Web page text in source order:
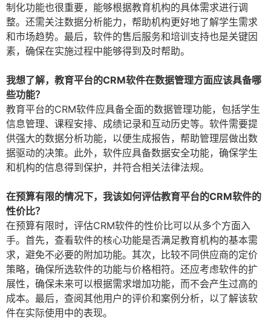
制化功能也很重要，能够根据教育机构的具体需求进行调
整。还需关注数据分析能力，帮助机构更好地了解学生需求
和市场趋势。最后，软件的售后服务和培训支持也是关键因
素，确保在实施过程中能够得到及时帮助。
我想了解，教育平台的CRM软件在数据管理方面应该具备哪
些功能？
教育平台的CRM软件应具备全面的数据管理功能，包括学生
信息管理、课程安排、成绩记录和互动历史等。软件需要提
供强大的数据分析功能，以便生成报告，帮助管理层做出数
据驱动的决策。此外，软件应具备数据安全功能，确保学生
和机构的信息得到保护，并符合相关法律法规。
在预算有限的情况下，我该如何评估教育平台的CRM软件的
性价比？
在预算有限时，评估CRM软件的性价比可以从多个方面入
手。首先，查看软件的核心功能是否满足教育机构的基本需
求，避免不必要的附加功能。其次，比较不同供应商的定价
策略，确保所选软件的功能与价格相符。还应考虑软件的扩
展性，确保未来可以根据需求增加功能，而不会产生过高的
成本。最后，查阅其他用户的评价和案例分析，以了解该软
件在实际使用中的表现。